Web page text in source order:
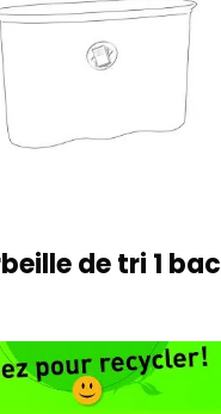
de tri 1 bac